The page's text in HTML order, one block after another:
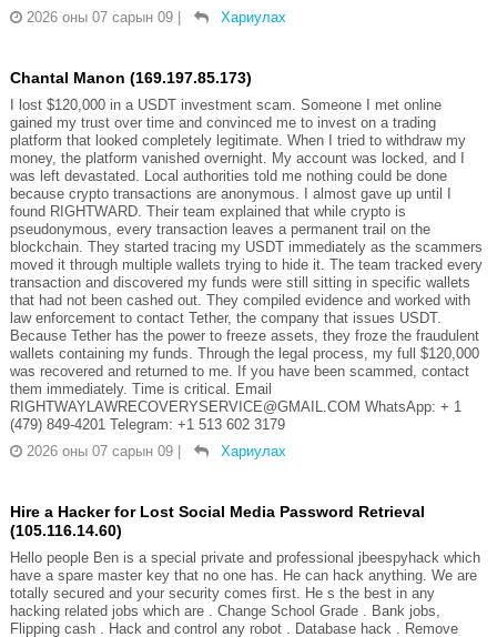
2026 оны 07 сарын 09 | Хариулах
Chantal Manon (169.197.85.173)
I lost $120,000 in a USDT investment scam. Someone I met online
gained my trust over time and convinced me to invest on a trading
platform that looked completely legitimate. When I tried to withdraw my
money, the platform vanished overnight. My account was locked, and I
was left devastated. Local authorities told me nothing could be done
because crypto transactions are anonymous. I almost gave up until I
found RIGHTWARD. Their team explained that while crypto is
pseudonymous, every transaction leaves a permanent trail on the
blockchain. They started tracing my USDT immediately as the scammers
moved it through multiple wallets trying to hide it. The team tracked every
transaction and discovered my funds were still sitting in specific wallets
that had not been cashed out. They compiled evidence and worked with
law enforcement to contact Tether, the company that issues USDT.
Because Tether has the power to freeze assets, they froze the fraudulent
wallets containing my funds. Through the legal process, my full $120,000
was recovered and returned to me. If you have been scammed, contact
them immediately. Time is critical. Email
RIGHTWAYLAWRECOVERYSERVICE@GMAIL.COM WhatsApp: + 1
(479) 849-4201 Telegram: ‪+1 513 602 3179
2026 оны 07 сарын 09 | Хариулах
Hire a Hacker for Lost Social Media Password Retrieval
(105.116.14.60)
Hello people Ben is a special private and professional jbeespyhack which
have a spare master key that no one has. He can hack anything. We are
totally secured and your security comes first. He s the best in any
hacking related jobs which are . Change School Grade . Bank jobs,
Flipping cash . Hack and control any robot . Database hack . Remove